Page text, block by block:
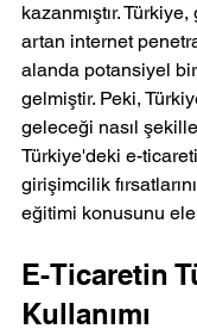
kazanmıştır.
artan internet
alanda potansiyel
gelmiştir. Peki,
geleceği nasıl
Türkiye'deki e-
girişimcilik
eğitimi konusunu ele
E-Ticaretin
Kullanımı